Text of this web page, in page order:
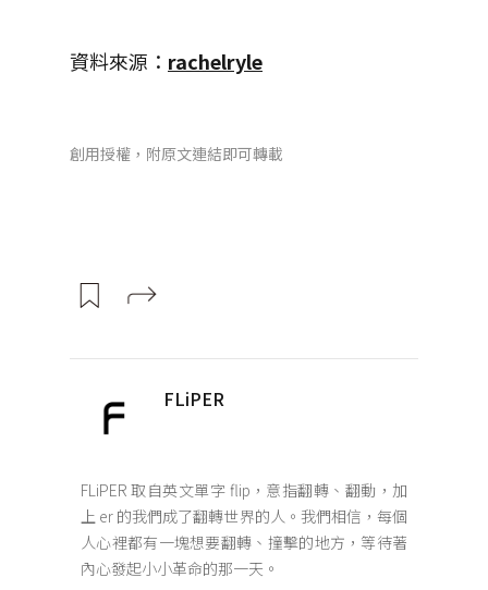
資料來源： rachelryle
創用授權，附原文連結即可轉載
FLiPER
FLiPER 取自英文單字 flip，意指翻轉、翻動，加
上 er 的我們成了翻轉世界的人。我們相信，每個
人心裡都有一塊想要翻轉、撞擊的地方，等待著
內心發起小小革命的那一天。